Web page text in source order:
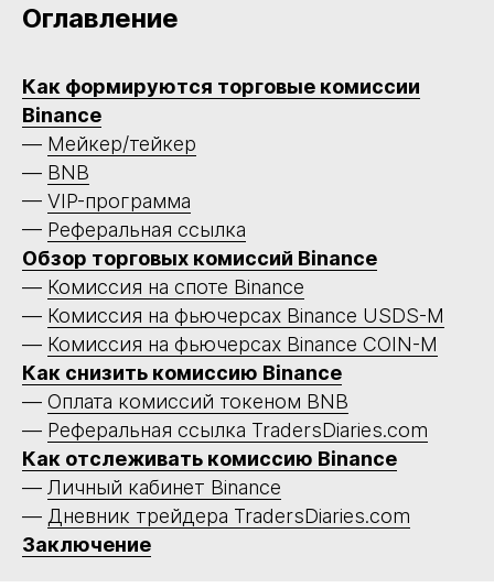
Оглавление
Как формируются торговые комиссии
Binance
— Мейкер/тейкер
— BNB
— VIP-программа
— Реферальная ссылка
Обзор торговых комиссий Binance
— Комиссия на споте Binance
— Комиссия на фьючерсах Binance USDS-M
— Комиссия на фьючерсах Binance COIN-M
Как снизить комиссию Binance
— Оплата комиссий токеном BNB
— Реферальная ссылка TradersDiaries.com
Как отслеживать комиссию Binance
— Личный кабинет Binance
— Дневник трейдера TradersDiaries.com
Заключение